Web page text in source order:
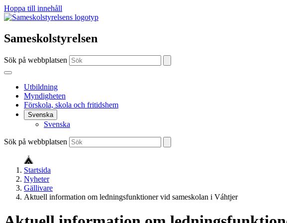
Hoppa till innehåll
Sameskolstyrelsen
Sök på webbplatsen
Utbildning
Myndigheten
Förskola, skola och fritidshem
Svenska
Svenska
Sök på webbplatsen
Startsida
Nyheter
Gällivare
Aktuell information om ledningsfunktioner vid sameskolan i Váhtjer